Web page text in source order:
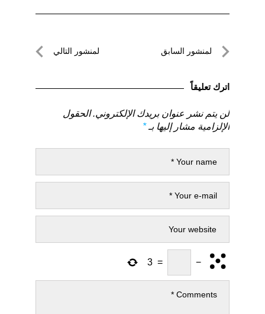
تصفّحلمنشور السابق
السابق
لمنشور التالي
اترك تعليقاً
لن يتم نشر عنوان بريدك الإلكتروني. الحقول
الإلزامية مشار إليها بـ*
−
=
3